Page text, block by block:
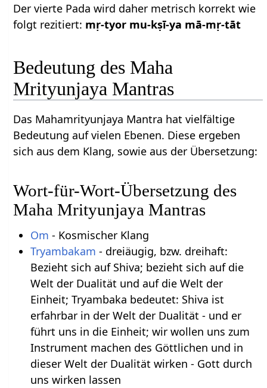
Der vierte Pada wird daher metrisch korrekt wie
folgt rezitiert: mṛ-tyor mu-kṣī-ya mā-mṛ-tāt
Bedeutung des Maha
Mrityunjaya Mantras
Das Mahamrityunjaya Mantra hat vielfältige
Bedeutung auf vielen Ebenen. Diese ergeben
sich aus dem Klang, sowie aus der Übersetzung:
Wort-für-Wort-Übersetzung des
Maha Mrityunjaya Mantras
Om - Kosmischer Klang
Tryambakam - dreiäugig, bzw. dreihaft:
Bezieht sich auf Shiva; bezieht sich auf die
Welt der Dualität und auf die Welt der
Einheit; Tryambaka bedeutet: Shiva ist
erfahrbar in der Welt der Dualität - und er
führt uns in die Einheit; wir wollen uns zum
Instrument machen des Göttlichen und in
dieser Welt der Dualität wirken - Gott durch
uns wirken lassen